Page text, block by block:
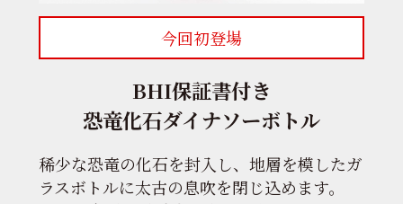
今回初登場
BHI保証書付き
恐竜化石ダイナソーボトル
稀少な恐竜の化石を封入し、地層を模したガ
ラスボトルに太古の息吹を閉じ込めます。